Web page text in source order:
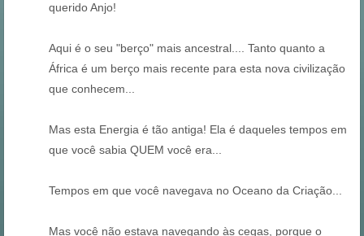
querido Anjo!
Aqui é o seu "berço" mais ancestral.... Tanto quanto a
África é um berço mais recente para esta nova civilização
que conhecem...
Mas esta Energia é tão antiga! Ela é daqueles tempos em
que você sabia QUEM você era...
Tempos em que você navegava no Oceano da Criação...
Mas você não estava navegando às cegas, porque o